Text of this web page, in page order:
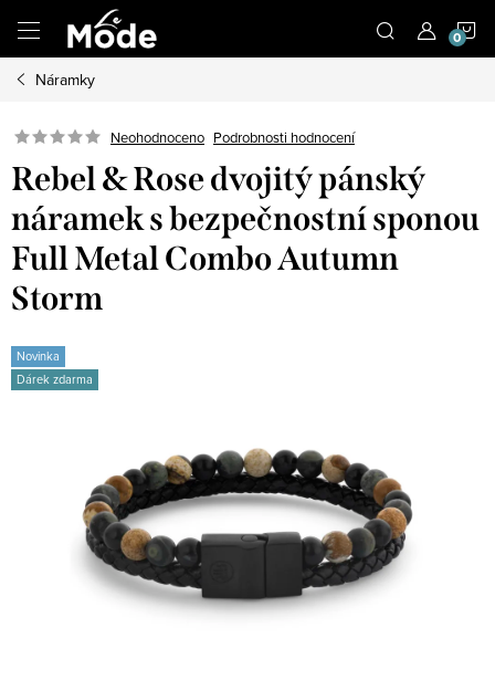
obsah
Náramky
Neohodnoceno Podrobnosti hodnocení
Rebel & Rose dvojitý pánský
náramek s bezpečnostní sponou
Full Metal Combo Autumn
Storm
Novinka
Dárek zdarma